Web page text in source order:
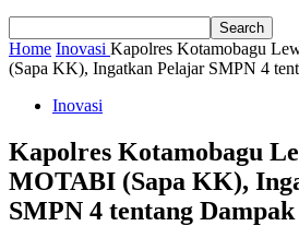
Home Inovasi Kapolres Kotamobagu
(Sapa KK), Ingatkan Pelajar SMPN 4
Inovasi
Kapolres Kotamobagu
MOTABI (Sapa KK),
SMPN 4 tentang